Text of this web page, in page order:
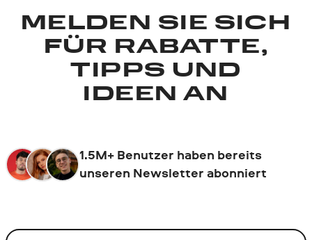
MELDEN SIE SICH
FÜR RABATTE,
TIPPS UND
IDEEN AN
1.5M+ Benutzer haben bereits
unseren Newsletter abonniert